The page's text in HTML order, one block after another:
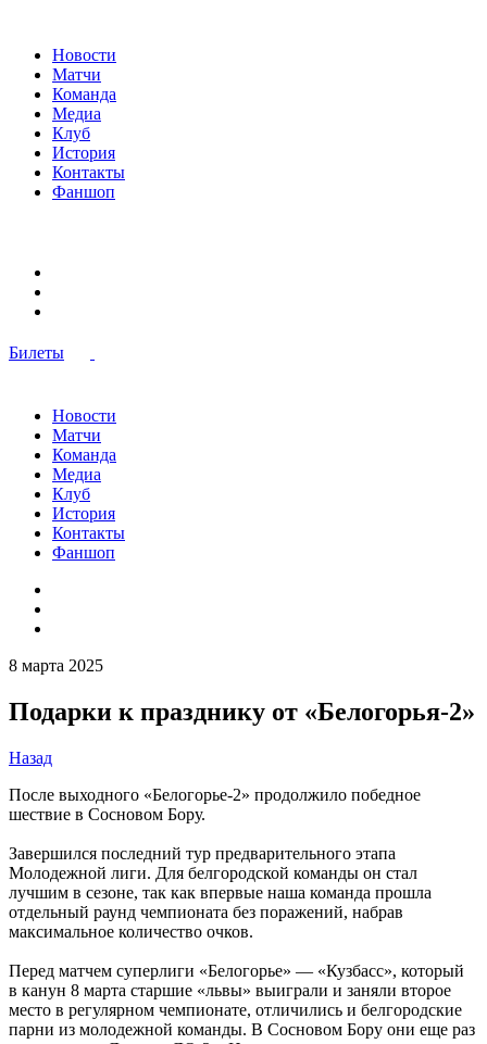
Новости
Матчи
Команда
Медиа
Клуб
История
Контакты
Фаншоп
Билеты
Новости
Матчи
Команда
Медиа
Клуб
История
Контакты
Фаншоп
8 марта 2025
Подарки к празднику от «Белогорья-2»
Назад
После выходного «Белогорье-2» продолжило победное
шествие в Сосновом Бору.
Завершился последний тур предварительного этапа
Молодежной лиги. Для белгородской команды он стал
лучшим в сезоне, так как впервые наша команда прошла
отдельный раунд чемпионата без поражений, набрав
максимальное количество очков.
Перед матчем суперлиги «Белогорье» — «Кузбасс», который
в канун 8 марта старшие «львы» выиграли и заняли второе
место в регулярном чемпионате, отличились и белгородские
парни из молодежной команды. В Сосновом Бору они еще раз